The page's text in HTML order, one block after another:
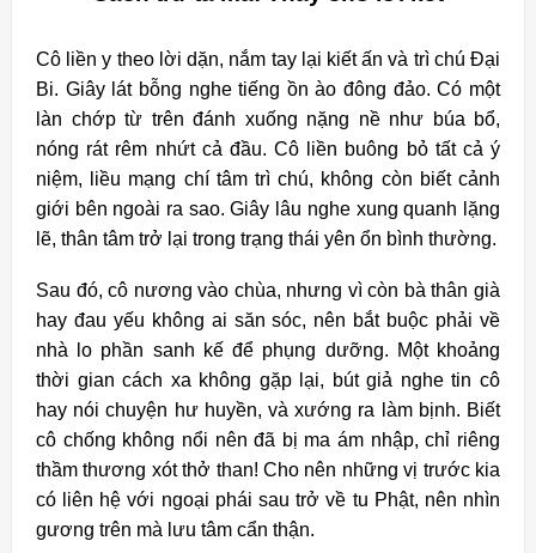
Cô liền y theo lời dặn, nắm tay lại kiết ấn và trì chú Đại
Bi. Giây lát bỗng nghe tiếng ồn ào đông đảo. Có một
làn chớp từ trên đánh xuống nặng nề như búa bổ,
nóng rát rêm nhứt cả đầu. Cô liền buông bỏ tất cả ý
niệm, liều mạng chí tâm trì chú, không còn biết cảnh
giới bên ngoài ra sao. Giây lâu nghe xung quanh lặng
lẽ, thân tâm trở lại trong trạng thái yên ổn bình thường.
Sau đó, cô nương vào chùa, nhưng vì còn bà thân già
hay đau yếu không ai săn sóc, nên bắt buộc phải về
nhà lo phần sanh kế để phụng dưỡng. Một khoảng
thời gian cách xa không gặp lại, bút giả nghe tin cô
hay nói chuyện hư huyền, và xướng ra làm bịnh. Biết
cô chống không nổi nên đã bị ma ám nhập, chỉ riêng
thầm thương xót thở than! Cho nên những vị trước kia
có liên hệ với ngoại phái sau trở về tu Phật, nên nhìn
gương trên mà lưu tâm cẩn thận.